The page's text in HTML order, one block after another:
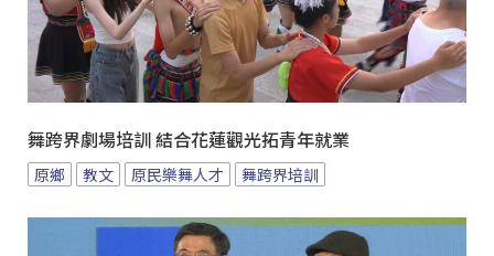
舞跨界劇場培訓 結合花蓮觀光拓青年就業
原鄉 教文 原民樂舞人才 舞跨界培訓